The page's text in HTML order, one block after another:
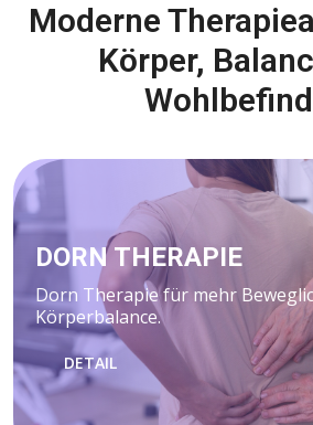
Moderne
Körper,
DORN THERAPIE
Dorn Therapie für mehr
Körperbalance.
DETAIL